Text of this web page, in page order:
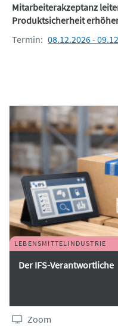
Mitarbeiterakzeptanz
Produktsicherheit
Termin: 08.12.2026 -
LEBENSMITTELINDUSTRIE
Der IFS-Verantwortliche
Zoom